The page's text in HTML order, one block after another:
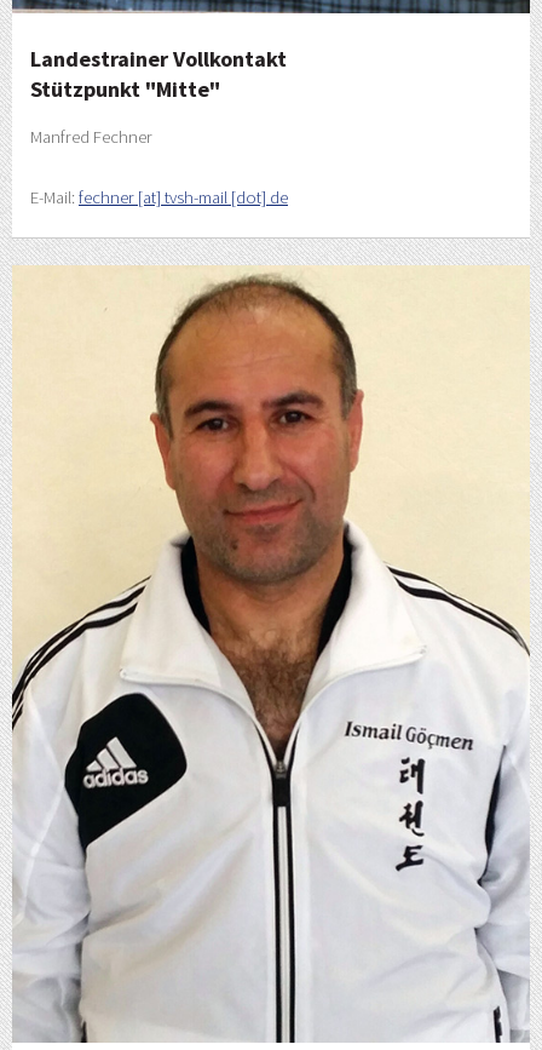
Landestrainer Vollkontakt
Stützpunkt "Mitte"
Manfred Fechner
E-Mail: fechner [at] tvsh-mail [dot] de